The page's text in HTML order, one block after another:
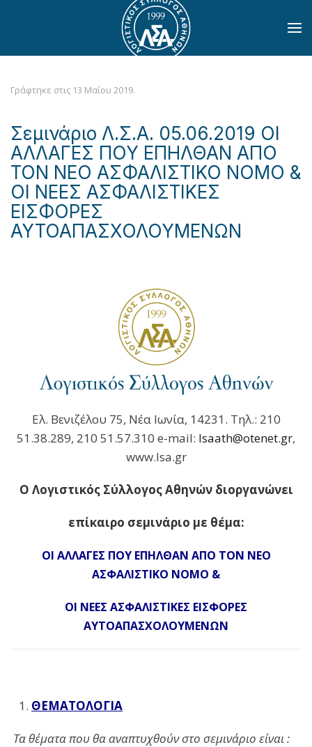
Skip to main content
Γράφτηκε στις 13 Μαΐου 2019.
Σεμινάριο Λ.Σ.Α. 05.06.2019 ΟΙ
ΑΛΛΑΓΕΣ ΠΟΥ ΕΠΗΛΘΑΝ ΑΠΟ
ΤΟΝ ΝΕΟ ΑΣΦΑΛΙΣΤΙΚΟ ΝΟΜΟ &
ΟΙ ΝΕΕΣ ΑΣΦΑΛΙΣΤΙΚΕΣ
ΕΙΣΦΟΡΕΣ
ΑΥΤΟΑΠΑΣΧΟΛΟΥΜΕΝΩΝ
Ελ. Βενιζέλου 75, Νέα Ιωνία, 14231. Τηλ.: 210
51.38.289, 210 51.57.310 e-mail: lsaath@otenet.gr,
www.lsa.gr
Ο Λογιστικός Σύλλογος Αθηνών διοργανώνει
επίκαιρο σεμινάριο με θέμα:
ΟΙ ΑΛΛΑΓΕΣ ΠΟΥ ΕΠΗΛΘΑΝ ΑΠΟ ΤΟΝ ΝΕΟ
ΑΣΦΑΛΙΣΤΙΚΟ ΝΟΜΟ &
ΟΙ ΝΕΕΣ ΑΣΦΑΛΙΣΤΙΚΕΣ ΕΙΣΦΟΡΕΣ
ΑΥΤΟΑΠΑΣΧΟΛΟΥΜΕΝΩΝ
ΘΕΜΑΤΟΛΟΓΙΑ
Τα θέματα που θα αναπτυχθούν στο σεμινάριο είναι :